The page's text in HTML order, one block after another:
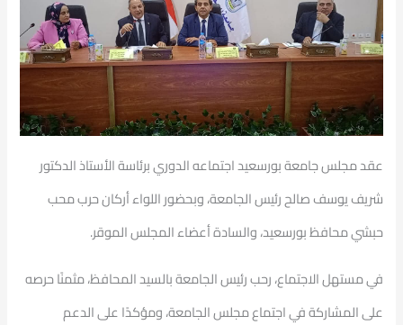
عقد مجلس جامعة بورسعيد اجتماعه الدوري برئاسة الأستاذ الدكتور
شريف يوسف صالح رئيس الجامعة، وبحضور اللواء أركان حرب محب
حبشي محافظ بورسعيد، والسادة أعضاء المجلس الموقر.
في مستهل الاجتماع، رحب رئيس الجامعة بالسيد المحافظ، مثمنًا حرصه
على المشاركة في اجتماع مجلس الجامعة، ومؤكدًا على الدعم